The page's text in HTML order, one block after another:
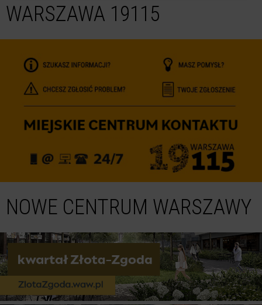
WARSZAWA 19115
NOWE CENTRUM WARSZAWY